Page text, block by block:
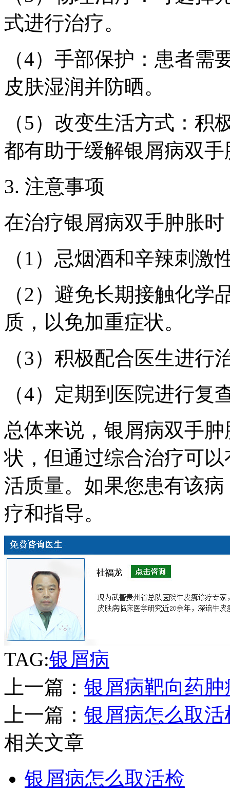
式进行治疗。
（4）手部保护：患者
皮肤湿润并防晒。
（5）改变生活方式：
都有助于缓解银屑病双
3. 注意事项
在治疗银屑病双手肿胀
（1）忌烟酒和辛辣刺激
（2）避免长期接触化
质，以免加重症状。
（3）积极配合医生进行
（4）定期到医院进行复
总体来说，银屑病双手
状，但通过综合治疗可
活质量。如果您患有该
疗和指导。
TAG:银屑病
上一篇： 银屑病靶向药肿
上一篇： 银屑病怎么取活
相关文章
银屑病怎么取活检